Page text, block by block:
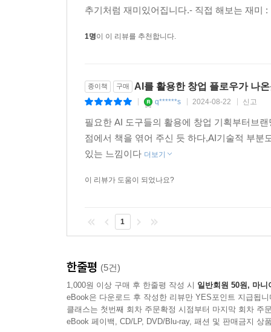
추기처럼 재미있어집니다.- 직접 해보는 재미
1명이 이 리뷰를 추천합니다.
종이책 구매 AI를 활용한 창업 플로우가 나
q******s 2024-08-22 신고
필요한 AI 도구들의 활용에 창업 기획부터브
점에서 책을 엮어 주신 듯 하다,AI기술적 부분
있는 느낌이다 더보기
이 리뷰가 도움이 되었나요?
1
한줄평 (5건)
1,000원 이상 구매 후 한줄평 작성 시 일반회원 50원, 마니
eBook은 다운로드 후 작성한 리뷰만 YES포인트 지급됩니
클래스는 첫번째 회차 주문확정 시점부터 마지막 회차 주
eBook 페이백, CD/LP, DVD/Blu-ray, 패션 및 판매금지 상